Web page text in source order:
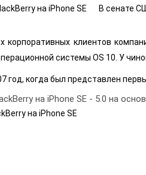
В сенате
клиентов
системы OS 10. У
год, когда был представлен
на iPhone SE - 5.0 на
на iPhone SE